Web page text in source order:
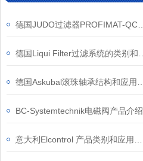
BC-Systemtechnik电磁阀产品介绍